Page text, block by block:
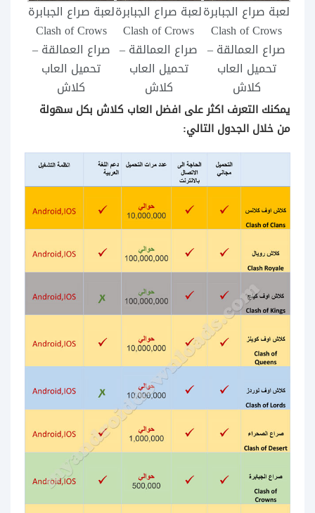
لعبة صراع الجبابرة
Clash of Crows
صراع العمالقة –
تحميل العاب
كلاش
لعبة صراع الجبابرة
Clash of Crows
صراع العمالقة –
تحميل العاب
كلاش
لعبة صراع الجبابرة
Clash of Crows
صراع العمالقة –
تحميل العاب
كلاش
يمكنك التعرف اكثر على افضل العاب كلاش بكل سهولة
من خلال الجدول التالي: